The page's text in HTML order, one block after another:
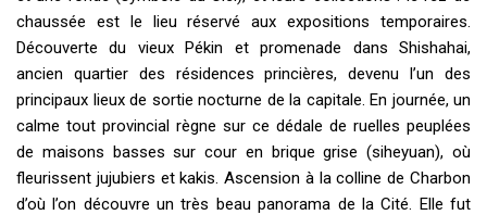
chaussée est le lieu réservé aux expositions temporaires.
Découverte du vieux Pékin et promenade dans Shishahai,
ancien quartier des résidences princières, devenu l’un des
principaux lieux de sortie nocturne de la capitale. En journée, un
calme tout provincial règne sur ce dédale de ruelles peuplées
de maisons basses sur cour en brique grise (siheyuan), où
fleurissent jujubiers et kakis. Ascension à la colline de Charbon
d’où l’on découvre un très beau panorama de la Cité. Elle fut